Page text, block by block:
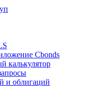
базу данных
Cbonds
калькулятор